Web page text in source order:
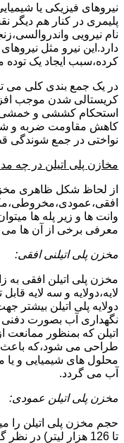
نیروهای فیزیکی یا
پلیمری در کنار هم دیگر
نام نیرویی
دارد.این نیرو مثل
کرده،سبب ایجاد یک توده
در یک جمع بندی کلی می
کریستالی شدن موجب
استحکام کششی و خمشی
کاهش مقاومت ضربه و
نواختی در جمع شوندگی
مخازن پلی اتیلن در چه
از لحاظ شکل ظاهری
وانت ها و زیر پله ها
معرفی برخی از آن ها می
مخزن پلی اتیلنی افقی:
مخزن پلی اتیلن افقی به
لایه،دولایه و سه لایه
دولایه پلی اتیلن بیشتر
نگهداری آب بصورت دفنی
اتیلن که بمنظور ممانعت
طراحی می شود،که باعث
محلول های شیمیایی و یا
آب می گردد.
مخزن پلی اتیلن عمودی:
تا 126 هزار لیتر) در نظر گرفت.در انواع تک لایه،دولایه و